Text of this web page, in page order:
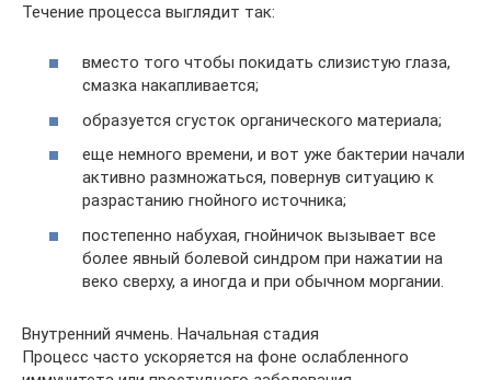
Течение процесса выглядит так:
вместо того чтобы покидать слизистую глаза,
смазка накапливается;
образуется сгусток органического материала;
еще немного времени, и вот уже бактерии начали
активно размножаться, повернув ситуацию к
разрастанию гнойного источника;
постепенно набухая, гнойничок вызывает все
более явный болевой синдром при нажатии на
веко сверху, а иногда и при обычном моргании.
Внутренний ячмень. Начальная стадия
Процесс часто ускоряется на фоне ослабленного